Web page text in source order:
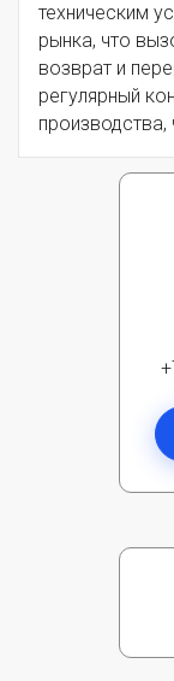
техническим
рынка, что
возврат и
регулярный